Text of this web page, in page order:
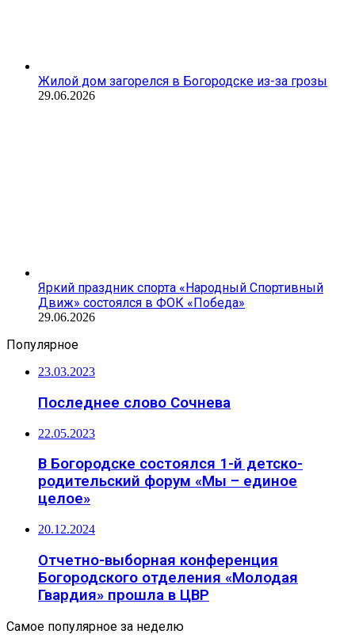
Жилой дом загорелся в Богородске из-за грозы
29.06.2026
Яркий праздник спорта «Народный Спортивный
Движ» состоялся в ФОК «Победа»
29.06.2026
Популярное
23.03.2023
Последнее слово Сочнева
22.05.2023
В Богородске состоялся 1-й детско-
родительский форум «Мы – единое
целое»
20.12.2024
Отчетно-выборная конференция
Богородского отделения «Молодая
Гвардия» прошла в ЦВР
Самое популярное за неделю